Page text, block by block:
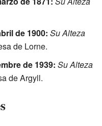
de 1900: Su Alteza
de Lorne.
de 1939: Su Alteza
de Argyll.